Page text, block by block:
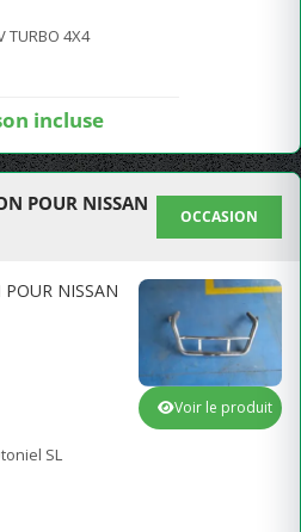
TURBO 4X4
incluse
POUR NISSAN
OCCASION
NISSAN
SL
Voir le produit